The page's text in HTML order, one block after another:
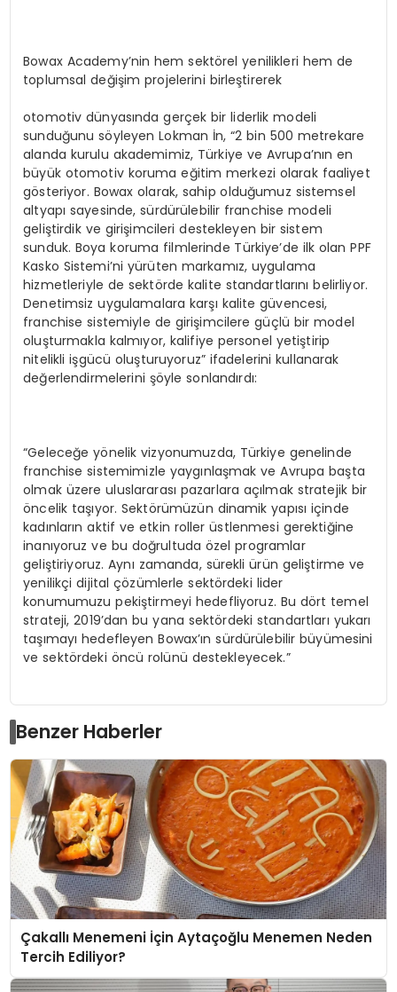
Bowax Academy’nin hem sektörel yenilikleri hem de
toplumsal değişim projelerini birleştirerek
otomotiv dünyasında gerçek bir liderlik modeli
sunduğunu söyleyen Lokman İn, “2 bin 500 metrekare
alanda kurulu akademimiz, Türkiye ve Avrupa’nın en
büyük otomotiv koruma eğitim merkezi olarak faaliyet
gösteriyor. Bowax olarak, sahip olduğumuz sistemsel
altyapı sayesinde, sürdürülebilir franchise modeli
geliştirdik ve girişimcileri destekleyen bir sistem
sunduk. Boya koruma filmlerinde Türkiye’de ilk olan PPF
Kasko Sistemi’ni yürüten markamız, uygulama
hizmetleriyle de sektörde kalite standartlarını belirliyor.
Denetimsiz uygulamalara karşı kalite güvencesi,
franchise sistemiyle de girişimcilere güçlü bir model
oluşturmakla kalmıyor, kalifiye personel yetiştirip
nitelikli işgücü oluşturuyoruz” ifadelerini kullanarak
değerlendirmelerini şöyle sonlandırdı:
“Geleceğe yönelik vizyonumuzda, Türkiye genelinde
franchise sistemimizle yaygınlaşmak ve Avrupa başta
olmak üzere uluslararası pazarlara açılmak stratejik bir
öncelik taşıyor. Sektörümüzün dinamik yapısı içinde
kadınların aktif ve etkin roller üstlenmesi gerektiğine
inanıyoruz ve bu doğrultuda özel programlar
geliştiriyoruz. Aynı zamanda, sürekli ürün geliştirme ve
yenilikçi dijital çözümlerle sektördeki lider
konumumuzu pekiştirmeyi hedefliyoruz. Bu dört temel
strateji, 2019’dan bu yana sektördeki standartları yukarı
taşımayı hedefleyen Bowax’ın sürdürülebilir büyümesini
ve sektördeki öncü rolünü destekleyecek.”
Benzer Haberler
Çakallı Menemeni İçin Aytaçoğlu Menemen Neden
Tercih Ediliyor?